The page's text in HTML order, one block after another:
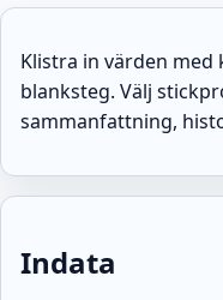
Klistra in värden
blanksteg. Välj
sammanfattning,
Indata